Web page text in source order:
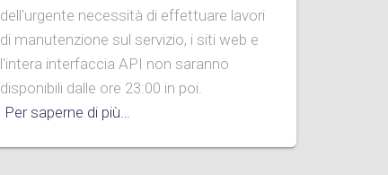
dell'urgente necessità di effettuare lavori
di manutenzione sul servizio, i siti web e
l'intera interfaccia API non saranno
disponibili dalle ore 23:00 in poi.
Per saperne di più…